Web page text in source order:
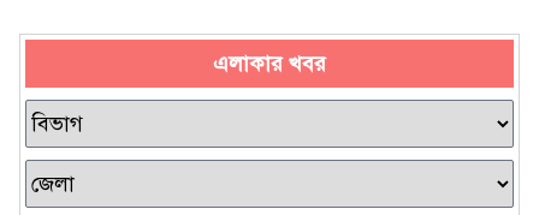
এলাকার খবর